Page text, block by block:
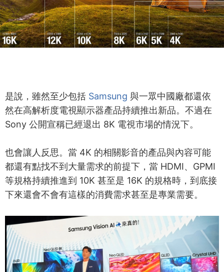
是說，雖然至少包括 Samsung 與一眾中國廠都還依
然在高解析度電視顯示器產品持續推出新品。不過在
Sony 公開宣稱已經退出 8K 電視市場的情況下。
也會讓人反思。當 4K 的相關影音的產品與內容可能
都還有點找不到大量需求的前提下，當 HDMI、GPMI
等規格持續推進到 10K 甚至是 16K 的規格時，到底接
下來還會不會有這樣的消費需求甚至是專業需要。